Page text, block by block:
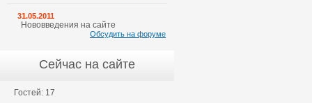
31.05.2011
Нововведения на сайте
Обсудить на форуме
Сейчас на сайте
Гостей: 17